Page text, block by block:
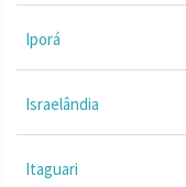
Iporá
Israelândia
Itaguari